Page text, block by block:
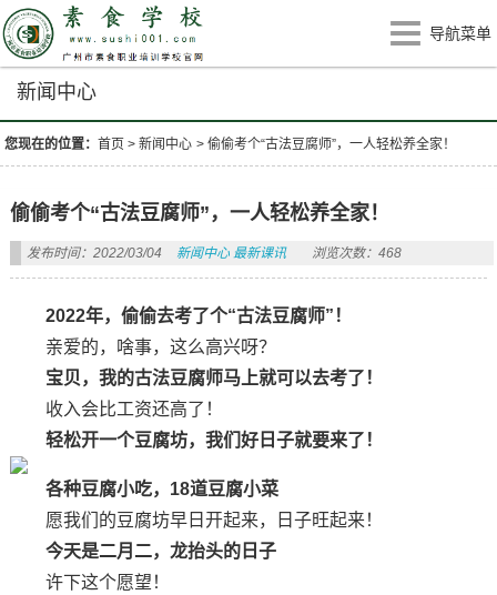
导航菜单
新闻中心
您现在的位置：首页 >新闻中心 >偷偷考个“古法豆腐师”，一人轻松养全家！
偷偷考个“古法豆腐师”，一人轻松养全家！
发布时间：2022/03/04 新闻中心 最新课讯 浏览次数：468
2022年，偷偷去考了个“古法豆腐师”！
亲爱的，啥事，这么高兴呀？
宝贝，我的古法豆腐师马上就可以去考了！
收入会比工资还高了！
轻松开一个豆腐坊，我们好日子就要来了！
各种豆腐小吃，18道豆腐小菜
愿我们的豆腐坊早日开起来，日子旺起来！
今天是二月二，龙抬头的日子
许下这个愿望！